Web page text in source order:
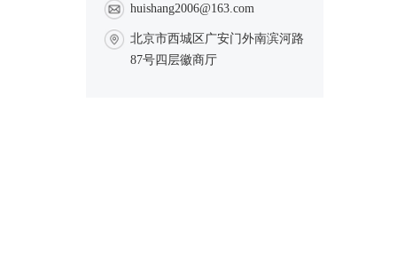
huishang2006@163.com
北京市西城区广安门外南滨河路
87号四层徽商厅